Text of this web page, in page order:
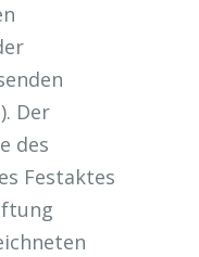
Der
des
Festaktes